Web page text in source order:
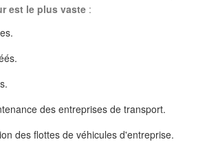
est le plus vaste :
des entreprises de transport.
des flottes de véhicules d'entreprise.